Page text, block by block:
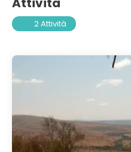
2 Attività